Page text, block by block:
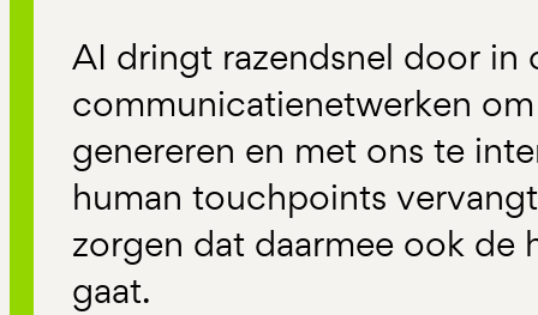
AI dringt razendsnel door in
communicatienetwerken
genereren en met ons te
human touchpoints
zorgen dat daarmee ook de
gaat.